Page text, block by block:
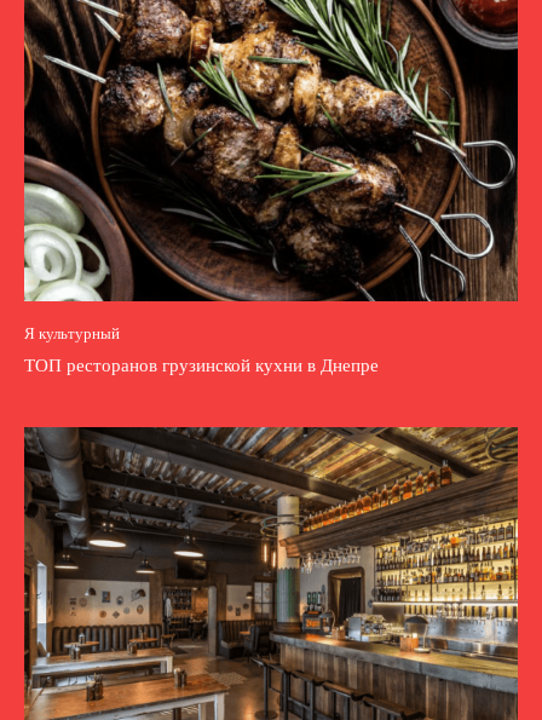
Я культурный
ТОП ресторанов грузинской кухни в Днепре